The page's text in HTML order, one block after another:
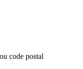
code postal